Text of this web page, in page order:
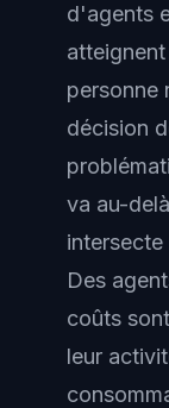
d'agents
personne
décision
va au-
Des
coûts
leur